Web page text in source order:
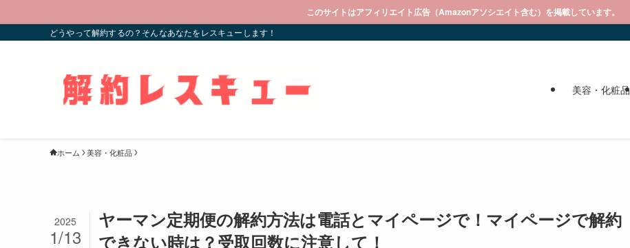
このサイトはアフィリエイト広告（Amazonアソシエイト含む）を掲載しています。
どうやって解約するの？そんなあなたをレスキューします！
美容・化粧品
ホーム 美容・化粧品
ヤーマン定期便の解約方法は電話とマイページで！マイページで解約
できない時は？受取回数に注意して！
2025
1/13